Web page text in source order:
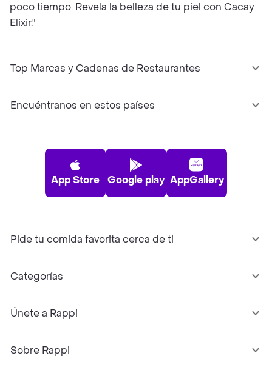
poco tiempo. Revela la belleza de tu piel con Cacay
Elixir."
Top Marcas y Cadenas de Restaurantes
Encuéntranos en estos países
App Store Google play AppGallery
Pide tu comida favorita cerca de ti
Categorías
Únete a Rappi
Sobre Rappi